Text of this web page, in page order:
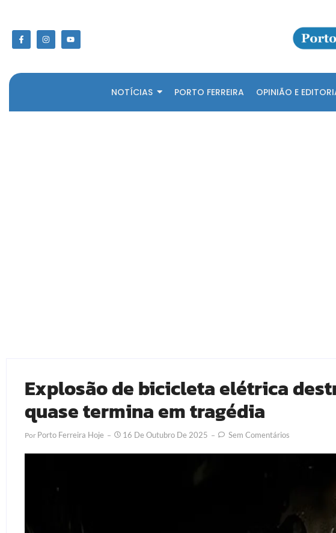
NOTÍCIAS PORTO FERREIRA OPINIÃO E
Explosão de bicicleta elétrica
quase termina em tragédia
Por Porto Ferreira Hoje 16 De Outubro De 2025 Sem Comentários